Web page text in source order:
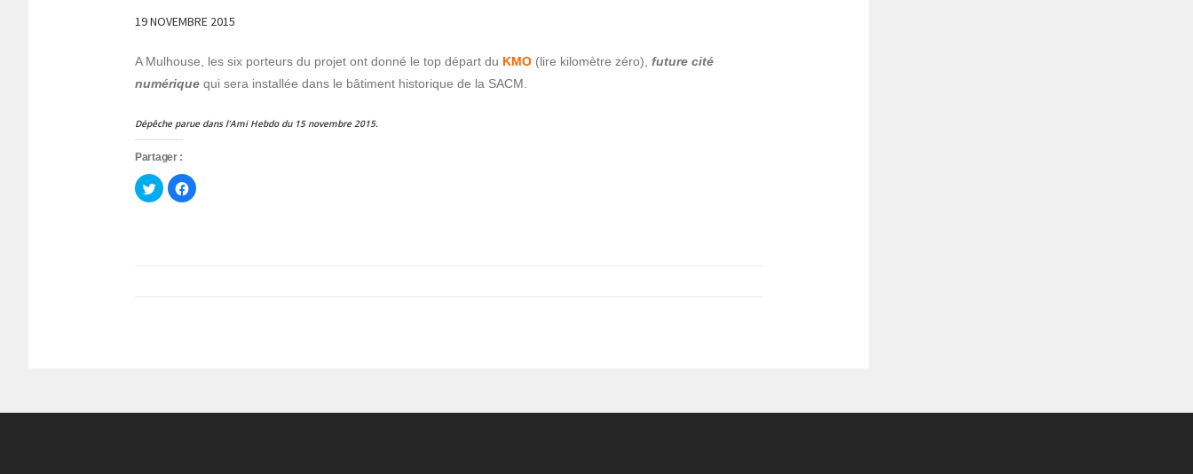
19 NOVEMBRE 2015
A Mulhouse, les six porteurs du projet ont donné le top départ du KMO (lire kilomètre zéro), future cité
numérique qui sera installée dans le bâtiment historique de la SACM.
Dépêche parue dans l’Ami Hebdo du 15 novembre 2015.
Partager :
Cliquez
pour
partager
Cliquez
pour